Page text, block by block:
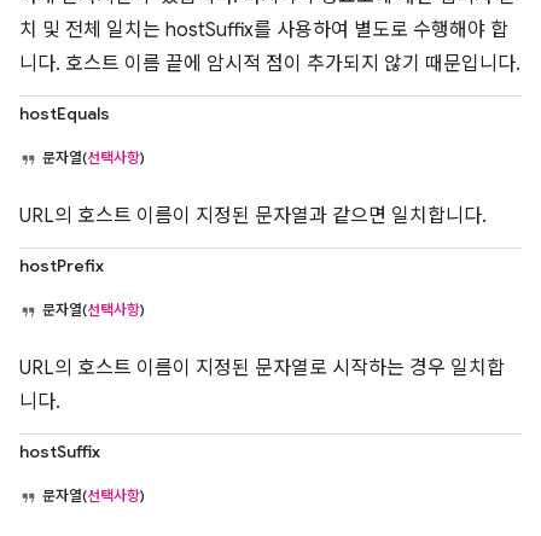
치 및 전체 일치는 hostSuffix를 사용하여 별도로 수행해야 합
니다. 호스트 이름 끝에 암시적 점이 추가되지 않기 때문입니다.
hostEquals
문자열(선택사항)
URL의 호스트 이름이 지정된 문자열과 같으면 일치합니다.
hostPrefix
문자열(선택사항)
URL의 호스트 이름이 지정된 문자열로 시작하는 경우 일치합
니다.
hostSuffix
문자열(선택사항)